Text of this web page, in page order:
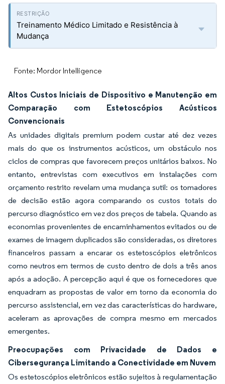
Treinamento Médico Limitado e Resistência à
Mudança
Fonte: Mordor Intelligence
Altos Custos Iniciais de Dispositivo e Manutenção em
Comparação com Estetoscópios Acústicos
Convencionais
As unidades digitais premium podem custar até dez vezes
mais do que os instrumentos acústicos, um obstáculo nos
ciclos de compras que favorecem preços unitários baixos. No
entanto, entrevistas com executivos em instalações com
orçamento restrito revelam uma mudança sutil: os tomadores
de decisão estão agora comparando os custos totais do
percurso diagnóstico em vez dos preços de tabela. Quando as
economias provenientes de encaminhamentos evitados ou de
exames de imagem duplicados são consideradas, os diretores
financeiros passam a encarar os estetoscópios eletrônicos
como neutros em termos de custo dentro de dois a três anos
após a adoção. A percepção aqui é que os fornecedores que
enquadram as propostas de valor em torno da economia do
percurso assistencial, em vez das características do hardware,
aceleram as aprovações de compra mesmo em mercados
emergentes.
Preocupações com Privacidade de Dados e
Cibersegurança Limitando a Conectividade em Nuvem
Os estetoscópios eletrônicos estão sujeitos à regulamentação